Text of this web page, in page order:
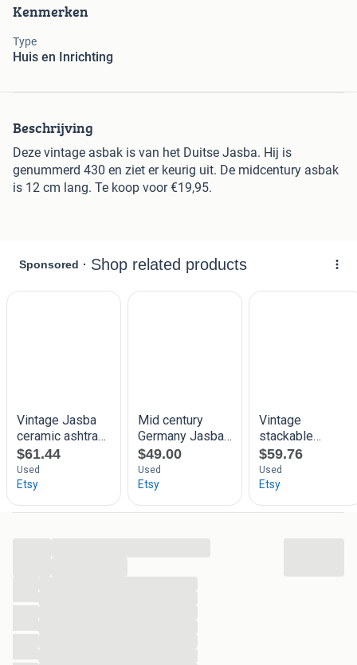
Kenmerken
Type
Huis en Inrichting
Beschrijving
Deze vintage asbak is van het Duitse Jasba. Hij is
genummerd 430 en ziet er keurig uit. De midcentury asbak
is 12 cm lang. Te koop voor €19,95.